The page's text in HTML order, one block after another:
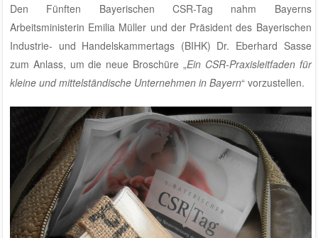
Den Fünften Bayerischen CSR-Tag nahm Bayerns
Arbeitsministerin Emilia Müller und der Präsident des Bayerischen
Industrie- und Handelskammertags (BIHK) Dr. Eberhard Sasse
zum Anlass, um die neue Broschüre „Ein CSR-Praxisleitfaden für
kleine und mittelständische Unternehmen in Bayern“ vorzustellen.